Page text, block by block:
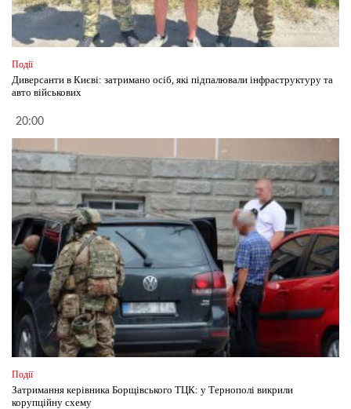
Події
Диверсанти в Києві: затримано осіб, які підпалювали інфраструктуру та
авто військових
20:00
Події
Затримання керівника Борщівського ТЦК: у Тернополі викрили
корупційну схему